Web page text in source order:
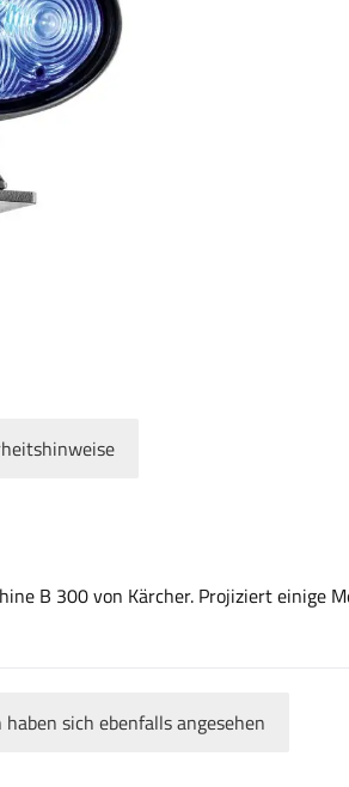
B 300 von Kärcher. Projiziert einige
haben sich ebenfalls angesehen